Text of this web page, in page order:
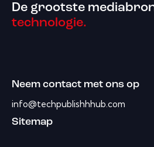
De grootste
technologie.
Neem contact met ons op
info@techpublishhhub.com
Sitemap